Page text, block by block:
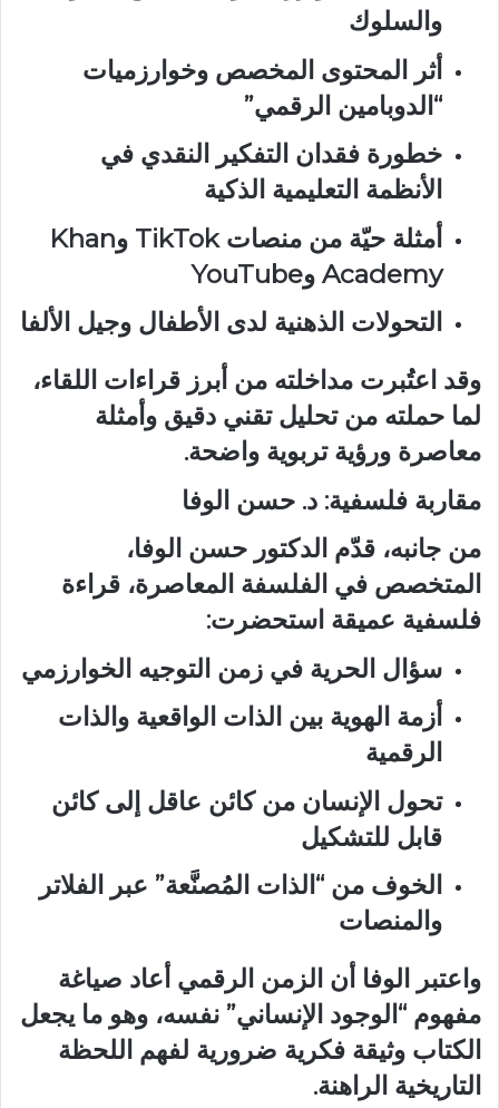
والسلوك
أثر المحتوى المخصص وخوارزميات
“الدوبامين الرقمي”
خطورة فقدان التفكير النقدي في
الأنظمة التعليمية الذكية
أمثلة حيّة من منصات TikTok وKhan
Academy وYouTube
التحولات الذهنية لدى الأطفال وجيل الألفا
وقد اعتُبرت مداخلته من أبرز قراءات اللقاء،
لما حملته من تحليل تقني دقيق وأمثلة
معاصرة ورؤية تربوية واضحة.
مقاربة فلسفية: د. حسن الوفا
من جانبه، قدّم الدكتور حسن الوفا،
المتخصص في الفلسفة المعاصرة، قراءة
فلسفية عميقة استحضرت:
سؤال الحرية في زمن التوجيه الخوارزمي
أزمة الهوية بين الذات الواقعية والذات
الرقمية
تحول الإنسان من كائن عاقل إلى كائن
قابل للتشكيل
الخوف من “الذات المُصنَّعة” عبر الفلاتر
والمنصات
واعتبر الوفا أن الزمن الرقمي أعاد صياغة
مفهوم “الوجود الإنساني” نفسه، وهو ما يجعل
الكتاب وثيقة فكرية ضرورية لفهم اللحظة
التاريخية الراهنة.